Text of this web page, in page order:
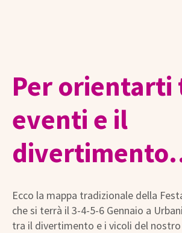
Per orientarti
eventi e il
Ecco la mappa tradizionale della
che si terrà il 3-4-5-6 Gennaio a
tra il divertimento e i vicoli del